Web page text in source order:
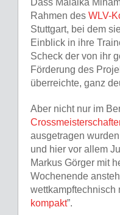
Dass Malaika
Rahmen des WLV-
Stuttgart, bei dem
Einblick in ihre
Scheck der von ihr
Förderung des
überreichte, ganz
Aber nicht nur im
ausgetragen
und hier vor allem
Markus Görger mit
Wochenende
wettkampftechnisch
kompakt”.